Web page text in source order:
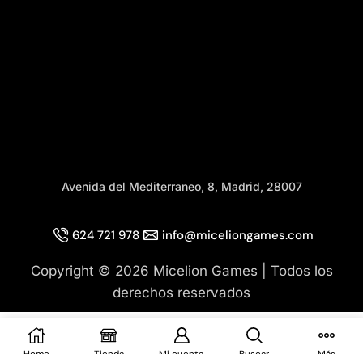
Añadir Al Carrito
Avenida del Mediterraneo, 8, Madrid, 28007
Copyright © 2026 Micelion Games | Todos los
derechos reservados
624 721 978 info@miceliongames.com